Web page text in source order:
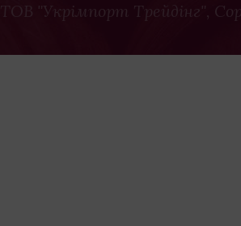
ТОВ "Укрімпорт Трейдінг",